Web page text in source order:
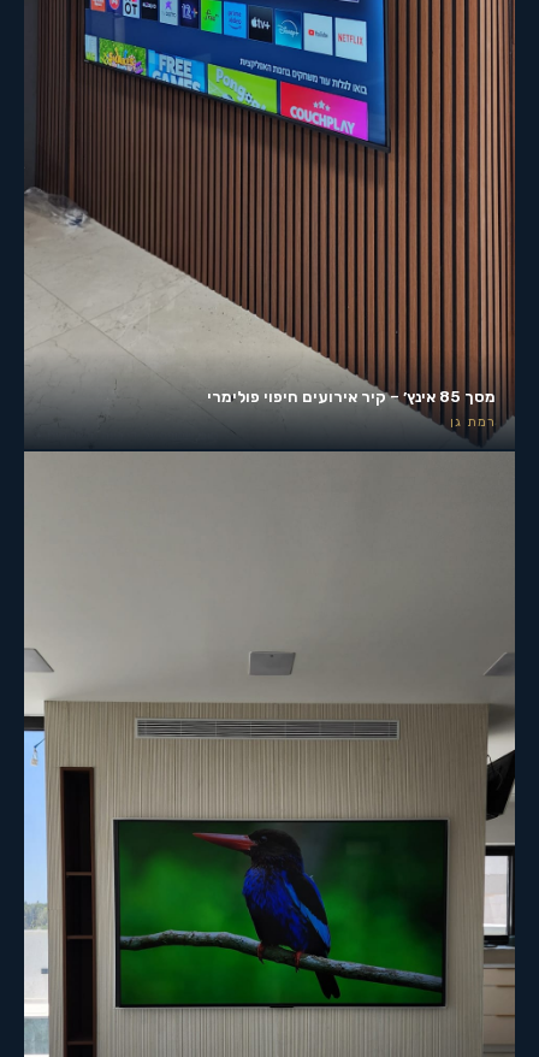
מסך 85 אינץ׳ – קיר אירועים חיפוי פולימרי
רמת גן